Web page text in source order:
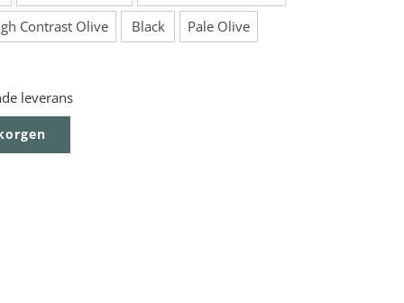
Contrast Olive
Black Pale Olive
leverans